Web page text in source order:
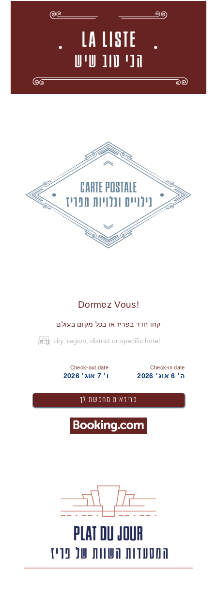
!Dormez Vous
קחו חדר בפריז או בכל מקום בעולם
Check-in date
ה׳ 6 אוג׳ 2026
Check-out date
ו׳ 7 אוג׳ 2026